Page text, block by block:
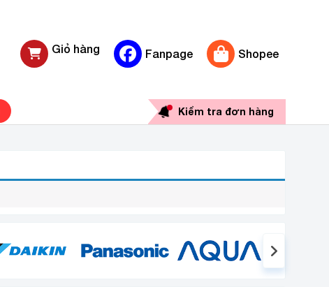
Giỏ hàng Fanpage Shopee
Kiểm tra đơn hàng